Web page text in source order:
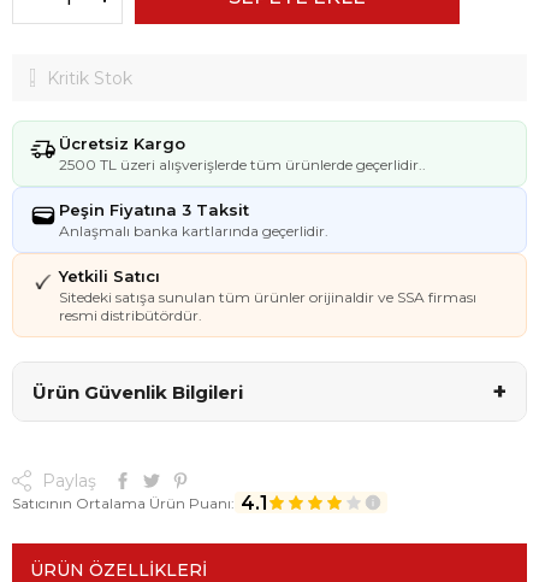
Kritik Stok
Ücretsiz Kargo
2500 TL üzeri alışverişlerde tüm ürünlerde geçerlidir..
Peşin Fiyatına 3 Taksit
Anlaşmalı banka kartlarında geçerlidir.
Yetkili Satıcı
Sitedeki satışa sunulan tüm ürünler orijinaldir ve SSA firması
resmi distribütördür.
Ürün Güvenlik Bilgileri +
Paylaş
Satıcının Ortalama Ürün Puanı: 4.1
ÜRÜN ÖZELLIKLERI